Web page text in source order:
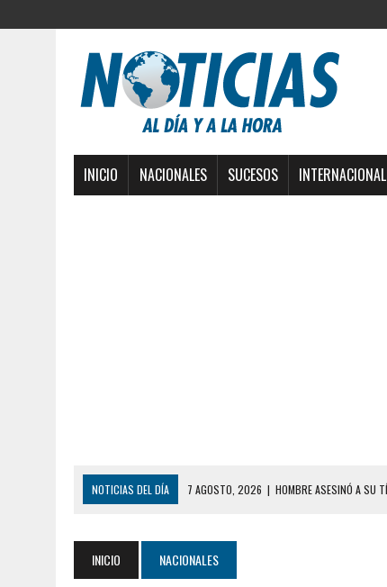
INICIO NACIONALES SUCESOS
NOTICIAS DEL DÍA 7 AGOSTO, 2026 | HOMBRE ASESINÓ A SU
6 AGOSTO, 2026 | MISTERIOSA MUERTE DE MODELO EN
INICIO NACIONALES